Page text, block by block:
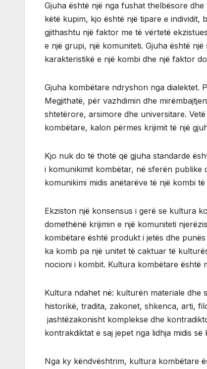
Gjuha është një nga fushat thelbësore
këtë kupim, kjo është një tipare e individit,
gjithashtu një faktor me të vërtetë
e një grupi, një komuniteti. Gjuha është
karakteristikë e një kombi dhe një faktor
Gjuha kombëtare ndryshon nga dialektet.
Megjithatë, për vazhdimin dhe
shtetërore, arsimore dhe universitare.
kombëtare, kalon përmes krijimit të një
Kjo nuk do të thotë që gjuha standarde
i komunikimit kombëtar, në sferën
komunikimi midis anëtarëve të një kombi
Ekziston një konsensus i gerë se kultura
domethënë krijimin e një komuniteti
kombëtare është produkt i jetës dhe
ka komb pa një unitet të caktuar të
nocioni i kombit. Kultura kombëtare është
Kultura ndahet në: kulturën materiale
historikë, tradita, zakonet, shkenca, arti,
jashtëzakonisht komplekse dhe
kontrakdiktat e saj jepet nga lidhja midis
Nga ky këndvështrim, kultura kombëtare